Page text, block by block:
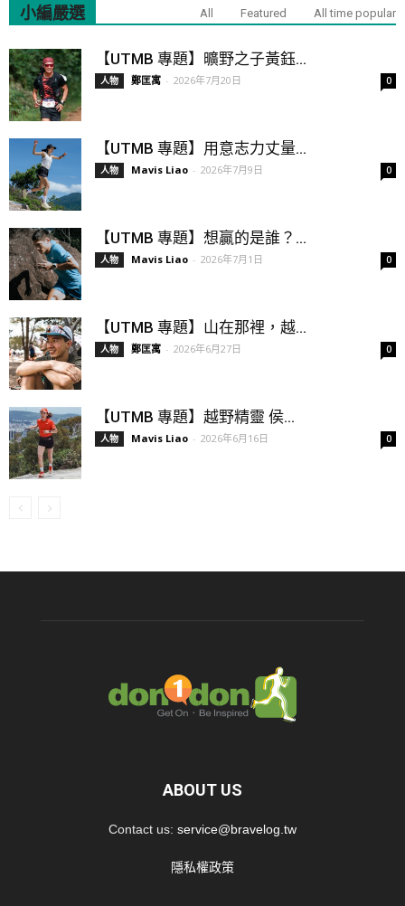
小編嚴選 All Featured All time popular
【UTMB 專題】曠野之子黃鈺...
人物 鄭匡寓 - 2026年7月20日 0
【UTMB 專題】用意志力丈量...
人物 Mavis Liao - 2026年7月9日 0
【UTMB 專題】想贏的是誰？...
人物 Mavis Liao - 2026年7月1日 0
【UTMB 專題】山在那裡，越...
人物 鄭匡寓 - 2026年6月27日 0
【UTMB 專題】越野精靈 侯...
人物 Mavis Liao - 2026年6月16日 0
ABOUT US
Contact us: service@bravelog.tw
隱私權政策